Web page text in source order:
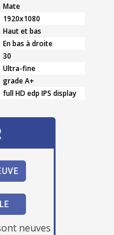
Mate
1920x1080
Haut et bas
En bas à droite
30
Ultra-fine
grade A+
full HD edp IPS display
neuves